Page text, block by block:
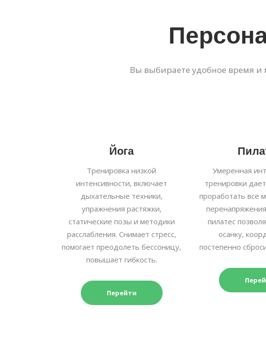
Вы выбираете удобное время и
Йога
Тренировка низкой
интенсивности, включает
дыхательные техники,
упражнения растяжки,
статические позы и методики
расслабления. Снимает стресс,
помогает преодолеть бессоницу,
повышает гибкость.
Перейти
Умеренная
тренировки
проработать все
пилатес
осанку,
постепенно